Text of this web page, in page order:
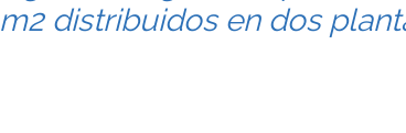
m2 distribuidos en dos